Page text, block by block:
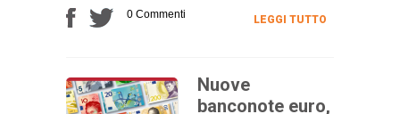
0 Commenti LEGGI TUTTO
Nuove
banconote euro,